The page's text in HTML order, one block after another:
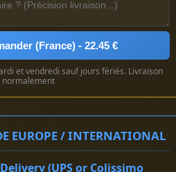
(France) - 22.45 €
et vendredi sauf jours fériés. Livraison
normalement
EUROPE / INTERNATIONAL
(UPS or Colissimo